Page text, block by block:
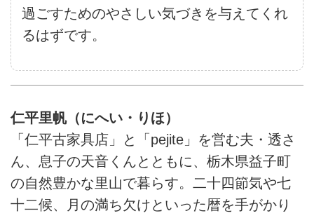
過ごすためのやさしい気づきを与えてくれ
るはずです。
仁平里帆（にへい・りほ）
「仁平古家具店」と「pejite」を営む夫・透さ
ん、息子の天音くんとともに、栃木県益子町
の自然豊かな里山で暮らす。二十四節気や七
十二候、月の満ち欠けといった暦を手がかり